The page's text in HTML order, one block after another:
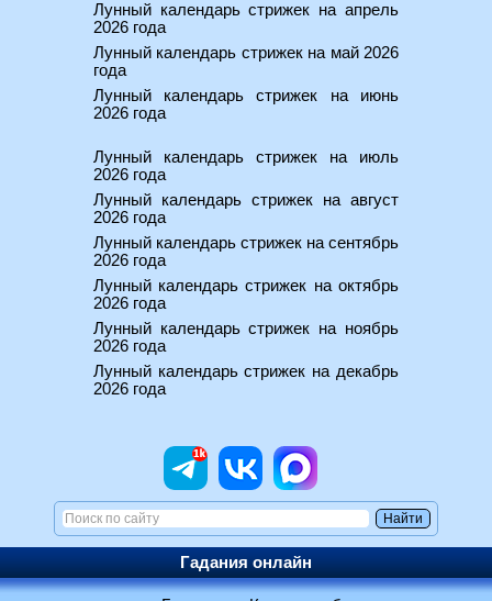
Лунный календарь стрижек на апрель
2026 года
Лунный календарь стрижек на май 2026
года
Лунный календарь стрижек на июнь
2026 года
Лунный календарь стрижек на июль
2026 года
Лунный календарь стрижек на август
2026 года
Лунный календарь стрижек на сентябрь
2026 года
Лунный календарь стрижек на октябрь
2026 года
Лунный календарь стрижек на ноябрь
2026 года
Лунный календарь стрижек на декабрь
2026 года
Гадания онлайн